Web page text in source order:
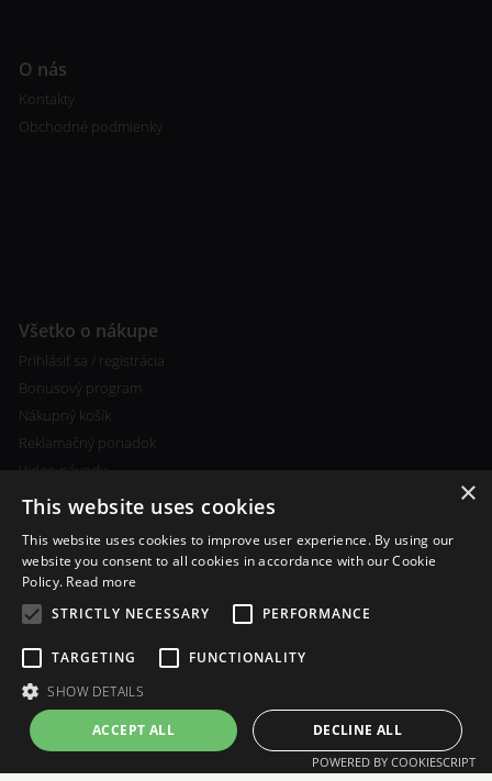
O nás
Kontakty
Obchodné podmienky
Všetko o nákupe
Prihlásiť sa / registrácia
Bonusový program
Nákupný košík
Reklamačný poriadok
Video návody
Ďalšie informácie
Ceny poštovného a spôsobu
Vlastní míchání liquidu
×
This website uses cookies
This website uses cookies to improve user experience. By using our
website you consent to all cookies in accordance with our Cookie
Policy. Read more
STRICTLY NECESSARY
PERFORMANCE
TARGETING
FUNCTIONALITY
SHOW DETAILS
ACCEPT ALL DECLINE ALL
POWERED BY COOKIESCRIPT